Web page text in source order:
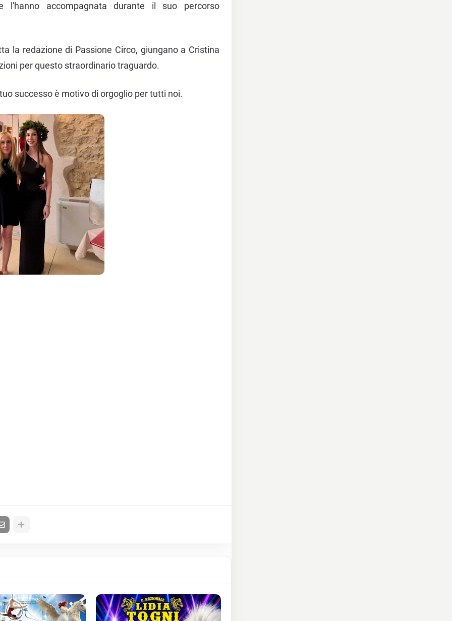
l'hanno accompagnata durante il suo percorso
la redazione di Passione Circo, giungano a Cristina
per questo straordinario traguardo.
successo è motivo di orgoglio per tutti noi.